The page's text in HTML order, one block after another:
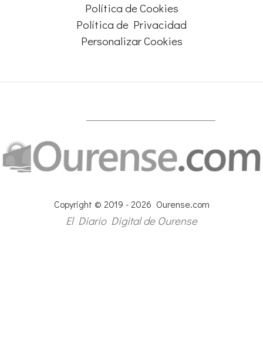
Política de Cookies
Política de Privacidad
Personalizar Cookies
Copyright © 2019 - 2026 Ourense.com
El Diario Digital de Ourense